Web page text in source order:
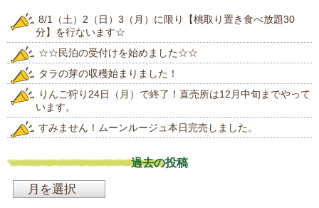
8/1（土）2（日）3（月）に限り【桃取り置き食べ放題30
分】を行ないます☆
☆☆民泊の受付けを始めました☆☆
タラの芽の収穫始まりました！
りんご狩り24日（月）で終了！直売所は12月中旬までやって
います。
すみません！ムーンルージュ本日完売しました。
過去の投稿